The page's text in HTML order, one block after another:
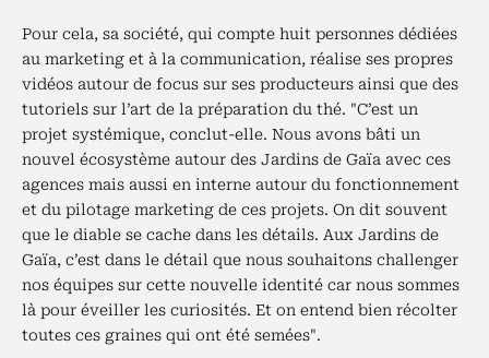
Pour cela, sa société, qui compte huit personnes dédiées
au marketing et à la communication, réalise ses propres
vidéos autour de focus sur ses producteurs ainsi que des
tutoriels sur l’art de la préparation du thé. "C’est un
projet systémique, conclut-elle. Nous avons bâti un
nouvel écosystème autour des Jardins de Gaïa avec ces
agences mais aussi en interne autour du fonctionnement
et du pilotage marketing de ces projets. On dit souvent
que le diable se cache dans les détails. Aux Jardins de
Gaïa, c’est dans le détail que nous souhaitons challenger
nos équipes sur cette nouvelle identité car nous sommes
là pour éveiller les curiosités. Et on entend bien récolter
toutes ces graines qui ont été semées".